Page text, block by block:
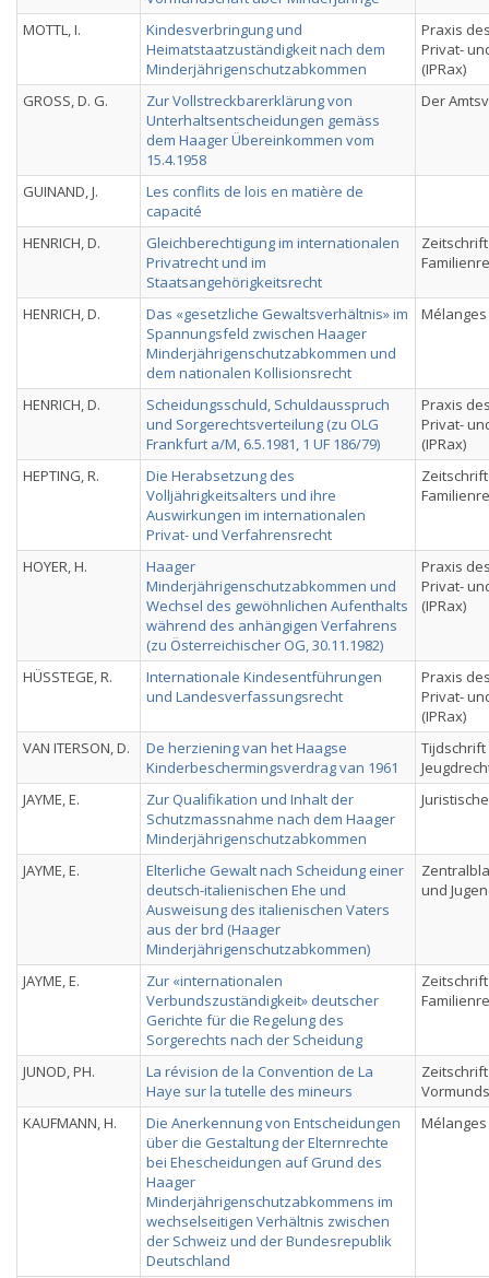
MOTTL, I.
Kindesverbringung und
Heimatstaatzuständigkeit nach dem
Minderjährigenschutzabkommen
Praxis
Privat-
(IPRax)
GROSS, D. G.
Zur Vollstreckbarerklärung von
Unterhaltsentscheidungen gemäss
dem Haager Übereinkommen vom
15.4.1958
Der
GUINAND, J.
Les conflits de lois en matière de
capacité
HENRICH, D.
Gleichberechtigung im internationalen
Privatrecht und im
Staatsangehörigkeitsrecht
HENRICH, D.
Das «gesetzliche Gewaltsverhältnis» im
Spannungsfeld zwischen Haager
Minderjährigenschutzabkommen und
dem nationalen Kollisionsrecht
HENRICH, D.
Scheidungsschuld, Schuldausspruch
und Sorgerechtsverteilung (zu OLG
Frankfurt a/M, 6.5.1981, 1 UF 186/79)
Praxis
Privat-
(IPRax)
HEPTING, R.
Die Herabsetzung des
Volljährigkeitsalters und ihre
Auswirkungen im internationalen
Privat- und Verfahrensrecht
HOYER, H.
Haager
Minderjährigenschutzabkommen und
Wechsel des gewöhnlichen Aufenthalts
während des anhängigen Verfahrens
(zu Österreichischer OG, 30.11.1982)
Praxis
Privat-
(IPRax)
HÜSSTEGE, R.
Internationale Kindesentführungen
und Landesverfassungsrecht
Praxis
Privat-
(IPRax)
VAN ITERSON, D.
De herziening van het Haagse
Kinderbeschermingsverdrag van 1961
Tijdschrift
JAYME, E.
Zur Qualifikation und Inhalt der
Schutzmassnahme nach dem Haager
Minderjährigenschutzabkommen
JAYME, E.
Elterliche Gewalt nach Scheidung einer
deutsch-italienischen Ehe und
Ausweisung des italienischen Vaters
aus der brd (Haager
Minderjährigenschutzabkommen)
und
JAYME, E.
Zur «internationalen
Verbundszuständigkeit» deutscher
Gerichte für die Regelung des
Sorgerechts nach der Scheidung
JUNOD, PH.
La révision de la Convention de La
Haye sur la tutelle des mineurs
KAUFMANN, H.
Die Anerkennung von Entscheidungen
über die Gestaltung der Elternrechte
bei Ehescheidungen auf Grund des
Haager
Minderjährigenschutzabkommens im
wechselseitigen Verhältnis zwischen
der Schweiz und der Bundesrepublik
Deutschland